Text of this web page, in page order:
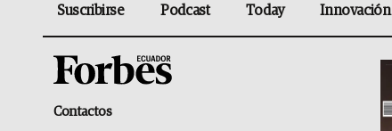
Suscribirse Podcast Today Innovación
Contactos